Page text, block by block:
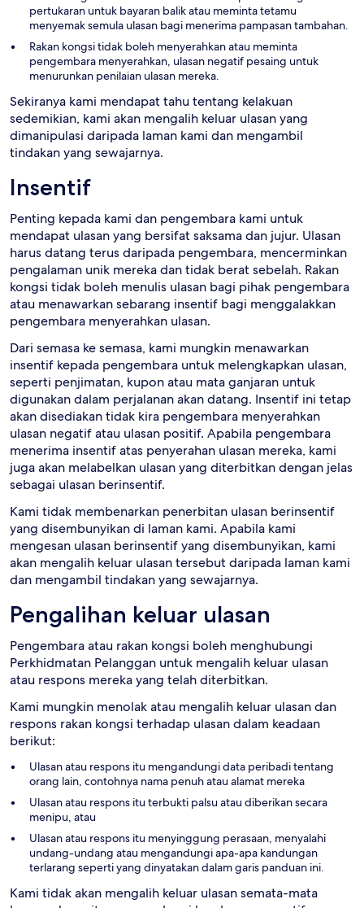
pertukaran untuk bayaran balik atau meminta tetamu
menyemak semula ulasan bagi menerima pampasan tambahan.
Rakan kongsi tidak boleh menyerahkan atau meminta
pengembara menyerahkan, ulasan negatif pesaing untuk
menurunkan penilaian ulasan mereka.
Sekiranya kami mendapat tahu tentang kelakuan
sedemikian, kami akan mengalih keluar ulasan yang
dimanipulasi daripada laman kami dan mengambil
tindakan yang sewajarnya.
Insentif
Penting kepada kami dan pengembara kami untuk
mendapat ulasan yang bersifat saksama dan jujur. Ulasan
harus datang terus daripada pengembara, mencerminkan
pengalaman unik mereka dan tidak berat sebelah. Rakan
kongsi tidak boleh menulis ulasan bagi pihak pengembara
atau menawarkan sebarang insentif bagi menggalakkan
pengembara menyerahkan ulasan.
Dari semasa ke semasa, kami mungkin menawarkan
insentif kepada pengembara untuk melengkapkan ulasan,
seperti penjimatan, kupon atau mata ganjaran untuk
digunakan dalam perjalanan akan datang. Insentif ini tetap
akan disediakan tidak kira pengembara menyerahkan
ulasan negatif atau ulasan positif. Apabila pengembara
menerima insentif atas penyerahan ulasan mereka, kami
juga akan melabelkan ulasan yang diterbitkan dengan jelas
sebagai ulasan berinsentif.
Kami tidak membenarkan penerbitan ulasan berinsentif
yang disembunyikan di laman kami. Apabila kami
mengesan ulasan berinsentif yang disembunyikan, kami
akan mengalih keluar ulasan tersebut daripada laman kami
dan mengambil tindakan yang sewajarnya.
Pengalihan keluar ulasan
Pengembara atau rakan kongsi boleh menghubungi
Perkhidmatan Pelanggan untuk mengalih keluar ulasan
atau respons mereka yang telah diterbitkan.
Kami mungkin menolak atau mengalih keluar ulasan dan
respons rakan kongsi terhadap ulasan dalam keadaan
berikut:
Ulasan atau respons itu mengandungi data peribadi tentang
orang lain, contohnya nama penuh atau alamat mereka
Ulasan atau respons itu terbukti palsu atau diberikan secara
menipu, atau
Ulasan atau respons itu menyinggung perasaan, menyalahi
undang-undang atau mengandungi apa-apa kandungan
terlarang seperti yang dinyatakan dalam garis panduan ini.
Kami tidak akan mengalih keluar ulasan semata-mata